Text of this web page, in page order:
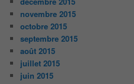
novembre 2015
octobre 2015
septembre 2015
août 2015
juillet 2015
juin 2015